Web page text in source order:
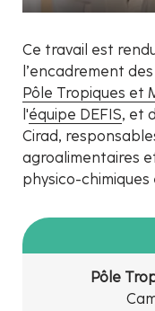
Ce travail est
l’encadrement
Pôle Tropiques et
l'équipe DEFIS, et
Cirad,
agroalimentaires
physico-chimiques
Pôle